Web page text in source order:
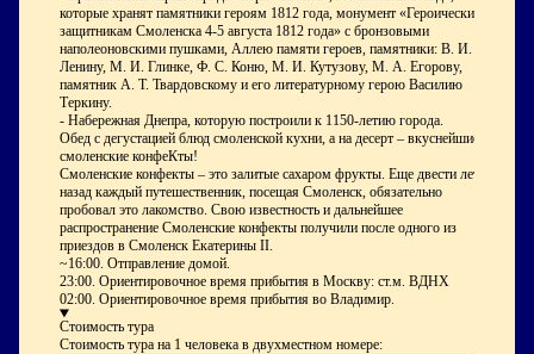
которые хранят памятники героям 1812 года, монумент «Героическим
защитникам Смоленска 4-5 августа 1812 года» с бронзовыми
наполеоновскими пушками, Аллею памяти героев, памятники: В. И.
Ленину, М. И. Глинке, Ф. С. Коню, М. И. Кутузову, М. А. Егорову,
памятник А. Т. Твардовскому и его литературному герою Василию
Теркину.
- Набережная Днепра, которую построили к 1150-летию города.
Обед с дегустацией блюд смоленской кухни, а на десерт – вкуснейшие
смоленские конфеКты!
Смоленские конфекты – это залитые сахаром фрукты. Еще двести лет
назад каждый путешественник, посещая Смоленск, обязательно
пробовал это лакомство. Свою известность и дальнейшее
распространение Смоленские конфекты получили после одного из
приездов в Смоленск Екатерины II.
~16:00. Отправление домой.
23:00. Ориентировочное время прибытия в Москву: ст.м. ВДНХ
02:00. Ориентировочное время прибытия во Владимир.
Стоимость тура
Стоимость тура на 1 человека в двухместном номере: